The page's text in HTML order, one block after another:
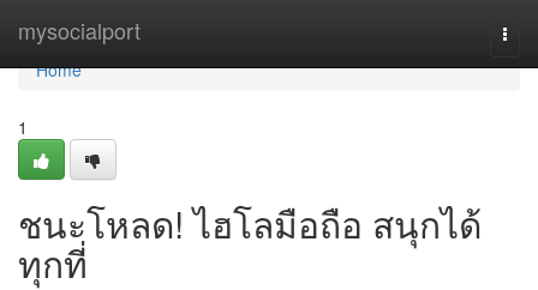
mysocialport
Home
Home
1
ชนะโหลด! ไฮโลมือถือ สนุกได้
ทุกที่